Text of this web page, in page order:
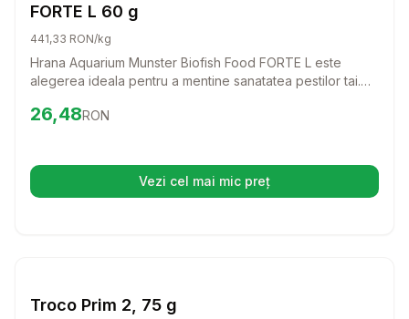
FORTE L 60 g
441,33 RON/kg
Hrana Aquarium Munster Biofish Food FORTE L este
alegerea ideala pentru a mentine sanatatea pestilor tai.
nutrienti esentiali, aceasta hrana asigura o viata activa si
Preț:26.48
26,48RON
Vezi cel mai mic preț(se deschide într-o filă nouă)
Troco Prim 2, 75 g